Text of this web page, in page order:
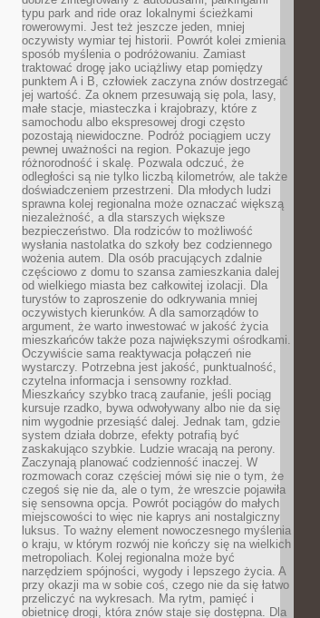
typu park and ride oraz lokalnymi ścieżkami
rowerowymi. Jest też jeszcze jeden, mniej
oczywisty wymiar tej historii. Powrót kolei zmienia
sposób myślenia o podróżowaniu. Zamiast
traktować drogę jako uciążliwy etap pomiędzy
punktem A i B, człowiek zaczyna znów dostrzegać
jej wartość. Za oknem przesuwają się pola, lasy,
małe stacje, miasteczka i krajobrazy, które z
samochodu albo ekspresowej drogi często
pozostają niewidoczne. Podróż pociągiem uczy
pewnej uważności na region. Pokazuje jego
różnorodność i skalę. Pozwala odczuć, że
odległości są nie tylko liczbą kilometrów, ale także
doświadczeniem przestrzeni. Dla młodych ludzi
sprawna kolej regionalna może oznaczać większą
niezależność, a dla starszych większe
bezpieczeństwo. Dla rodziców to możliwość
wysłania nastolatka do szkoły bez codziennego
wożenia autem. Dla osób pracujących zdalnie
częściowo z domu to szansa zamieszkania dalej
od wielkiego miasta bez całkowitej izolacji. Dla
turystów to zaproszenie do odkrywania mniej
oczywistych kierunków. A dla samorządów to
argument, że warto inwestować w jakość życia
mieszkańców także poza największymi ośrodkami.
Oczywiście sama reaktywacja połączeń nie
wystarczy. Potrzebna jest jakość, punktualność,
czytelna informacja i sensowny rozkład.
Mieszkańcy szybko tracą zaufanie, jeśli pociąg
kursuje rzadko, bywa odwoływany albo nie da się
nim wygodnie przesiąść dalej. Jednak tam, gdzie
system działa dobrze, efekty potrafią być
zaskakująco szybkie. Ludzie wracają na perony.
Zaczynają planować codzienność inaczej. W
rozmowach coraz częściej mówi się nie o tym, że
czegoś się nie da, ale o tym, że wreszcie pojawiła
się sensowna opcja. Powrót pociągów do małych
miejscowości to więc nie kaprys ani nostalgiczny
luksus. To ważny element nowoczesnego myślenia
o kraju, w którym rozwój nie kończy się na wielkich
metropoliach. Kolej regionalna może być
narzędziem spójności, wygody i lepszego życia. A
przy okazji ma w sobie coś, czego nie da się łatwo
przeliczyć na wykresach. Ma rytm, pamięć i
obietnicę drogi, która znów staje się dostępna. Dla